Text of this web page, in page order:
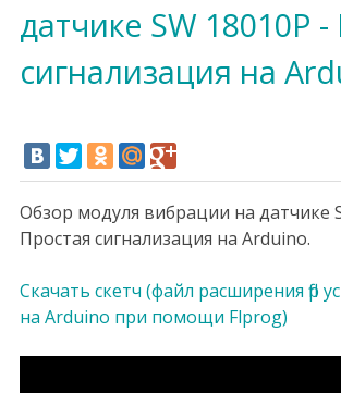
датчике SW 18010P
сигнализация на
Обзор модуля вибрации на датчике
Простая сигнализация на Arduino.
Скачать скетч (файл расширения flp
на Arduino при помощи Flprog)